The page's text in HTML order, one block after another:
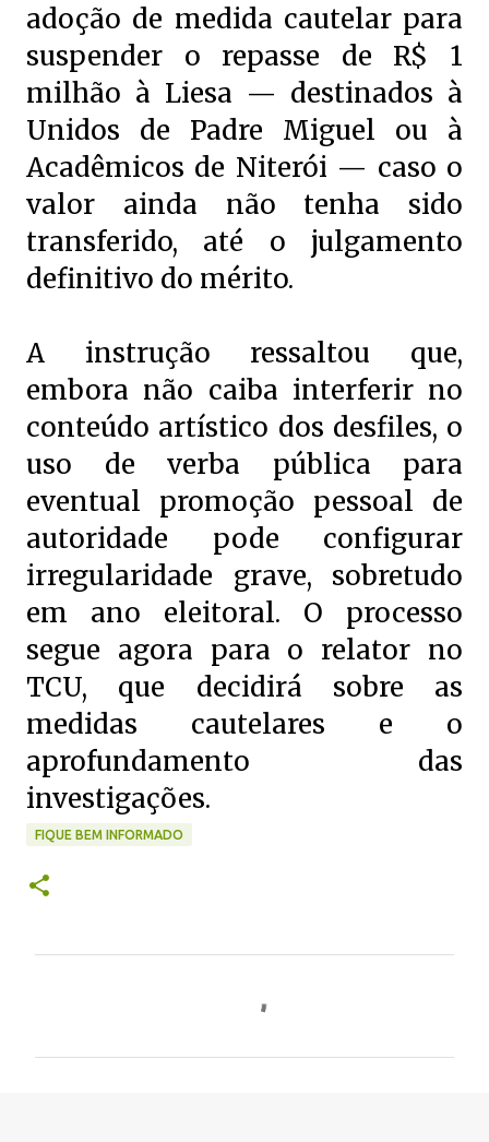
adoção de medida cautelar para
suspender o repasse de R$ 1
milhão à Liesa — destinados à
Unidos de Padre Miguel ou à
Acadêmicos de Niterói — caso o
valor ainda não tenha sido
transferido, até o julgamento
definitivo do mérito.
A instrução ressaltou que,
embora não caiba interferir no
conteúdo artístico dos desfiles, o
uso de verba pública para
eventual promoção pessoal de
autoridade pode configurar
irregularidade grave, sobretudo
em ano eleitoral. O processo
segue agora para o relator no
TCU, que decidirá sobre as
medidas cautelares e o
aprofundamento das
investigações.
FIQUE BEM INFORMADO